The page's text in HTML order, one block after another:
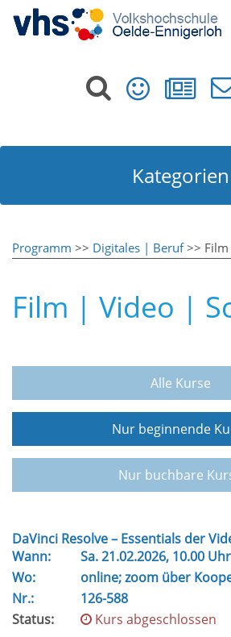
Kategorien
Programm >> Digitales | Beruf>>
Film | Video |
Alle Kurse
Nur beginnende
Nur buchbare
DaVinci Resolve – Essentials der
Wann:
Sa.21.02.2026, 10.00 Uhr
Wo:
online; zoom über
Nr.:
126-588
Status:
Kurs abgeschlossen